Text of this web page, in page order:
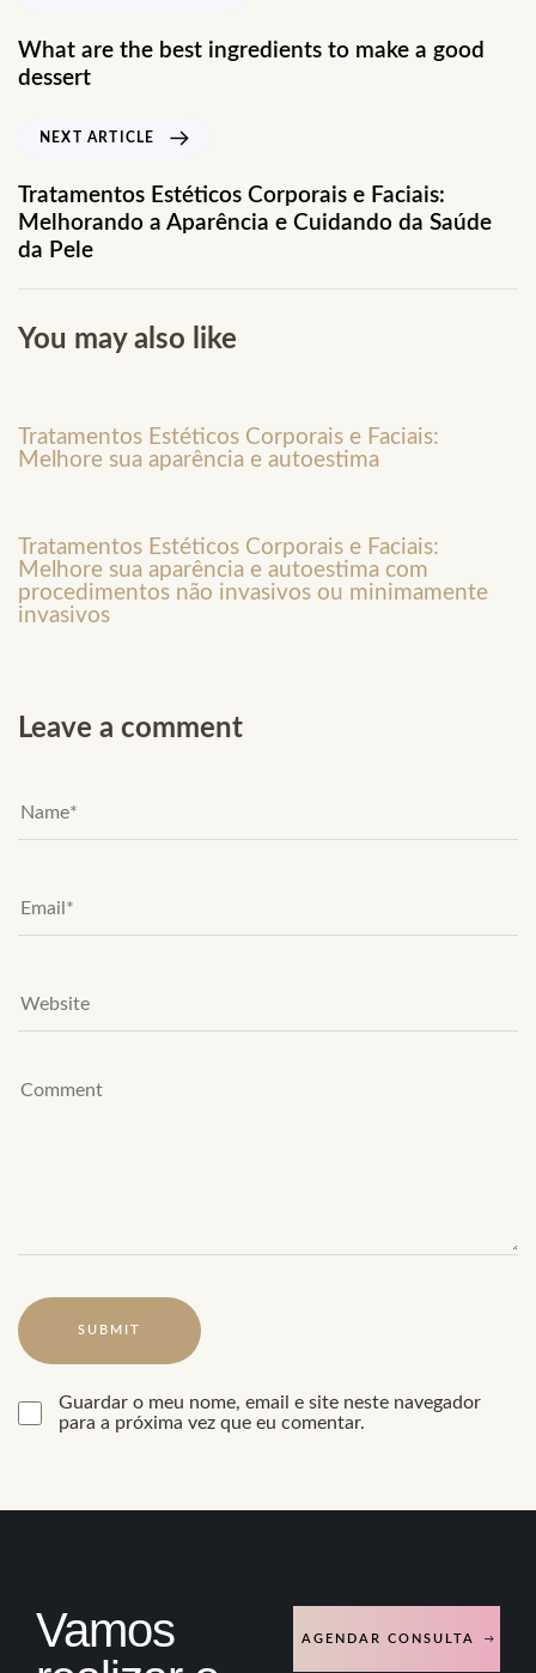
What are the best ingredients to make a good
dessert
NEXT ARTICLE
Tratamentos Estéticos Corporais e Faciais:
Melhorando a Aparência e Cuidando da Saúde
da Pele
You may also like
Tratamentos Estéticos Corporais e Faciais:
Melhore sua aparência e autoestima
Tratamentos Estéticos Corporais e Faciais:
Melhore sua aparência e autoestima com
procedimentos não invasivos ou minimamente
invasivos
Leave a comment
Guardar o meu nome, email e site neste navegador
para a próxima vez que eu comentar.
Vamos
AGENDAR CONSULTA